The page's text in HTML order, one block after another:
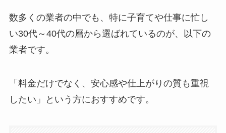
数多くの業者の中でも、特に子育てや仕事に忙し
い30代～40代の層から選ばれているのが、以下の
業者です。
「料金だけでなく、安心感や仕上がりの質も重視
したい」という方におすすめです。